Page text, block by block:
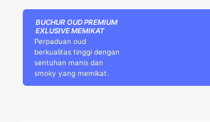
BUCHUR OUD PREMIUM
EXLUSIVE MEMIKAT
Perpaduan oud
berkualitas tinggi dengan
sentuhan manis dan
smoky yang memikat.